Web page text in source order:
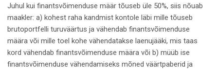
Juhul kui finantsvõimenduse määr tõuseb üle 50%, siis nõuab
maakler: a) kohest raha kandmist kontole läbi mille tõuseb
brutoportfelli turuväärtus ja vähendab finantsvõimenduse
määra või mille toel kohe vähendatakse laenujääki, mis taas
kord vähendab finantsvõimenduse määra või b) müüb ise
finantsvõimenduse vähendamiseks mõned väärtpaberid ja